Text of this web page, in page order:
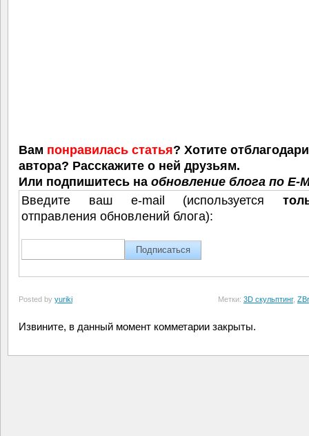
Вам понравилась статья? Хотите
автора? Расскажите о ней друзьям.
Или подпишитесь на обновление блога по E-
Введите ваш e-mail (используется
отправления обновлений блога):
Posted by yuriki Метки: 3D скульптинг,
Извините, в данный момент комметарии закрыты.